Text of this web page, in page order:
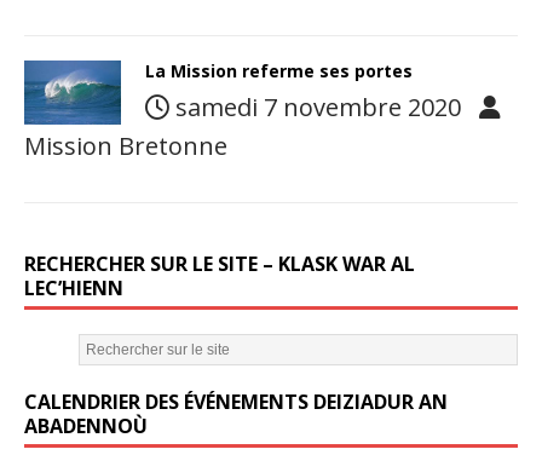
La Mission referme ses portes
samedi 7 novembre 2020
Mission Bretonne
RECHERCHER SUR LE SITE – KLASK WAR AL
LEC’HIENN
CALENDRIER DES ÉVÉNEMENTS DEIZIADUR AN
ABADENNOÙ